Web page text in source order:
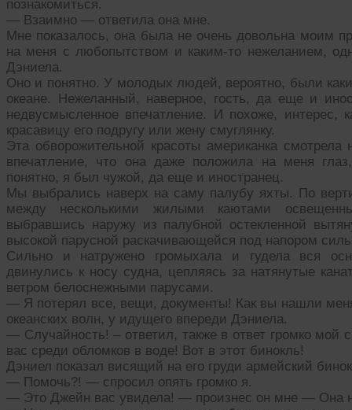
познакомиться.
— Взаимно — ответила она мне.
Мне показалось, она была не очень довольна моим
на меня с любопытством и каким-то нежеланием,
Дэниела.
Оно и понятно. У молодых людей, вероятно, были
океане. Нежеланный, наверное, гость, да еще и
недвусмысленное впечатление. И похоже, интерес,
красавицу его подругу или жену смуглянку.
Эта обворожительной красоты американка
впечатление, что она даже положила на меня
понятно, я был чужой, да еще и иностранец.
Мы выбрались наверх на саму палубу яхты. По
между несколькими жилыми каютами
выбравшись наружу из палубной остекленной
высокой парусной раскачивающейся под напором
Сильно и натружено громыхала и гудела вся
двинулись к носу судна, цепляясь за натянутые
ветром белоснежными парусами.
— Я потерял все, вещи, документы! Как вы нашли
океанских волн, у идущего впереди Дэниела.
— Случайность! – ответил, также в ответ громко
вас среди обломков в воде! Вот в этот бинокль!
Дэниел показал висящий на его груди армейский
— Помочь?! — спросил опять громко я.
— Это Джейн вас увидела! — произнес он мне — Она